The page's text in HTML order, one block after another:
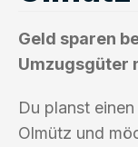
Geld sparen
Umzugsgüter
Du planst
Olmütz und